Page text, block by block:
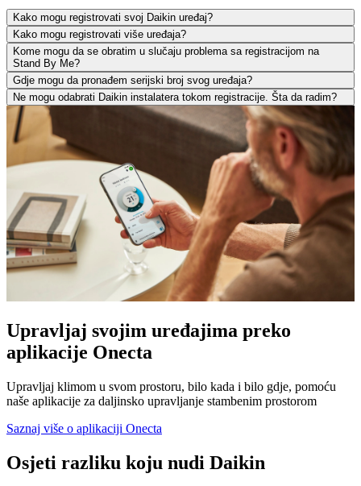
Kako mogu registrovati svoj Daikin uređaj?
Kako mogu registrovati više uređaja?
Kome mogu da se obratim u slučaju problema sa registracijom na
Stand By Me?
Gdje mogu da pronađem serijski broj svog uređaja?
Ne mogu odabrati Daikin instalatera tokom registracije. Šta da radim?
Upravljaj svojim uređajima preko
aplikacije Onecta
Upravljaj klimom u svom prostoru, bilo kada i bilo gdje, pomoću
naše aplikacije za daljinsko upravljanje stambenim prostorom
Saznaj više o aplikaciji Onecta
Osjeti razliku koju nudi Daikin